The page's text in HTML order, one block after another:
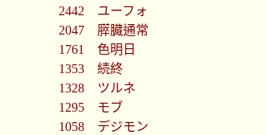
2442 ユーフォ
2047 膵臓通常
1761 色明日
1353 続終
1328 ツルネ
1295 モブ
1058 デジモン